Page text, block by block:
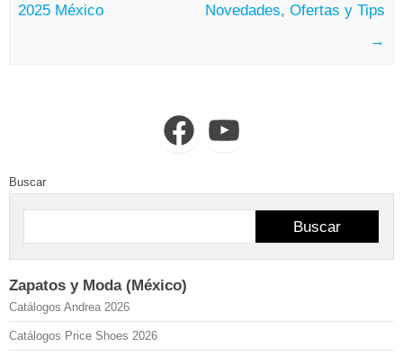
2025 México
Novedades, Ofertas y Tips
→
FacebookYouTube
Buscar
Buscar
Zapatos y Moda (México)
Catálogos Andrea 2026
Catálogos Price Shoes 2026